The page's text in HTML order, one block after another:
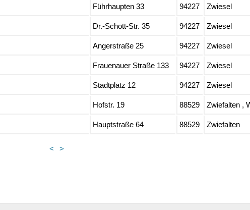
Führhaupten 33 94227 Zwiesel
Dr.-Schott-Str. 35 94227 Zwiesel
Angerstraße 25 94227 Zwiesel
Frauenauer Straße 133 94227 Zwiesel
Stadtplatz 12 94227 Zwiesel
Hofstr. 19 88529 Zwiefalten ,
Hauptstraße 64 88529 Zwiefalten
< >